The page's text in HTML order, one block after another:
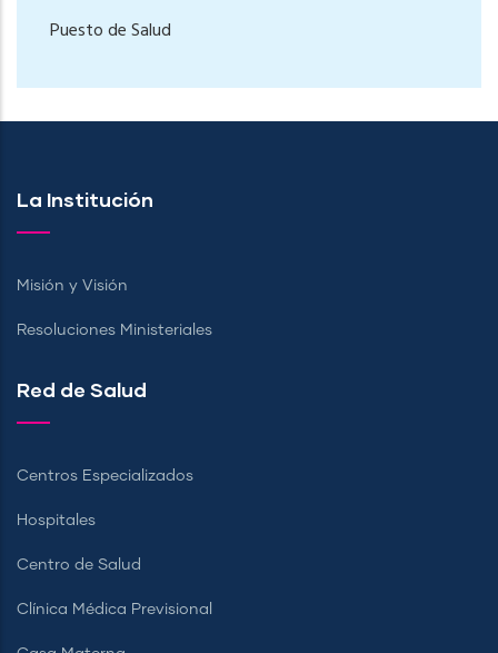
Puesto de Salud
La Institución
Misión y Visión
Resoluciones Ministeriales
Red de Salud
Centros Especializados
Hospitales
Centro de Salud
Clínica Médica Previsional